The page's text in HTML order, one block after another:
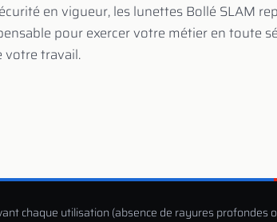
en vigueur, les lunettes Bollé SLAM
pour exercer votre métier en toute
votre travail.
chaque utilisation (absence de rayures profondes